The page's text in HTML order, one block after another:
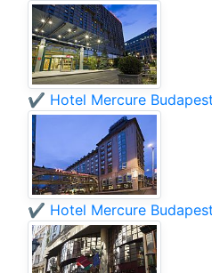
✔️ Hotel Mercure
✔️ Hotel Mercure